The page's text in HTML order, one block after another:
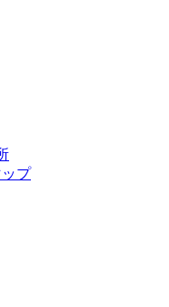
プ